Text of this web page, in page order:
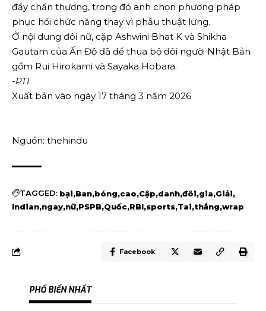
đầy chấn thương, trong đó anh chọn phương pháp
phục hồi chức năng thay vì phẫu thuật lưng.
Ở nội dung đôi nữ, cặp Ashwini Bhat K và Shikha
Gautam của Ấn Độ đã để thua bộ đôi người Nhật Bản
gồm Rui Hirokami và Sayaka Hobara.
-PTI
Xuất bản vào ngày 17 tháng 3 năm 2026
Nguồn: thehindu
TAGGED: bại Ban bóng cao Cập danh đôi gia Giải
Indian ngay nữ PSPB Quốc RBI sports Tai thắng wrap
Facebook
PHỔ BIẾN NHẤT